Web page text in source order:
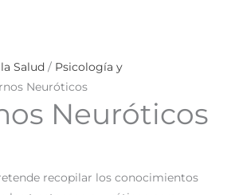
Salud / Psicología y
Neuróticos
Neuróticos
recopilar los conocimientos